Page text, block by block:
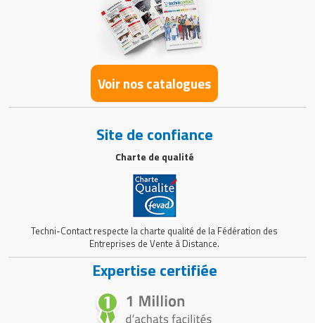
Voir nos catalogues
Site de confiance
Charte de qualité
Techni-Contact respecte la charte qualité de la Fédération des
Entreprises de Vente à Distance.
Expertise certifiée